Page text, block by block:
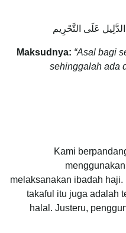
عَلَى التَّحْرِيم
Maksudnya: “Asal bagi
sehinggalah ada
Kami
melaksanakan ibadah
takaful itu juga adalah
halal. Justeru,